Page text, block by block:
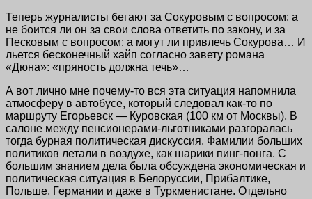
Теперь журналисты бегают за Сокуровым с вопросом: а
не боится ли он за свои слова ответить по закону, и за
Песковым с вопросом: а могут ли привлечь Сокурова… И
льется бесконечный хайп согласно завету романа
«Дюна»: «пряность должна течь»…
А вот лично мне почему-то вся эта ситуация напомнила
атмосферу в автобусе, который следовал как-то по
маршруту Егорьевск — Куровская (100 км от Москвы). В
салоне между пенсионерами-льготниками разгоралась
тогда бурная политическая дискуссия. Фамилии больших
политиков летали в воздухе, как шарики пинг-понга. С
большим знанием дела была обсуждена экономическая и
политическая ситуация в Белоруссии, Прибалтике,
Польше, Германии и даже в Туркменистане. Отдельно